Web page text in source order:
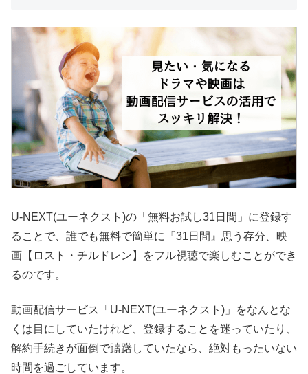
U-NEXT(ユーネクスト)の「無料お試し31日間」に登録す
ることで、誰でも無料で簡単に『31日間』思う存分、映
画【ロスト・チルドレン】をフル視聴で楽しむことができ
るのです。
動画配信サービス「U-NEXT(ユーネクスト)」をなんとな
くは目にしていたけれど、登録することを迷っていたり、
解約手続きが面倒で躊躇していたなら、絶対もったいない
時間を過ごしています。